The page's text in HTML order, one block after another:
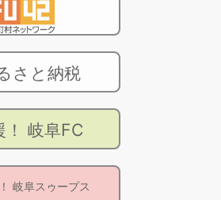
さと納税
！ 岐阜FC
岐阜スゥープス